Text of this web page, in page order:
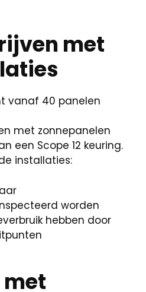
met
vanaf 40 panelen
met zonnepanelen
een Scope 12 keuring.
installaties:
worden
hebben door